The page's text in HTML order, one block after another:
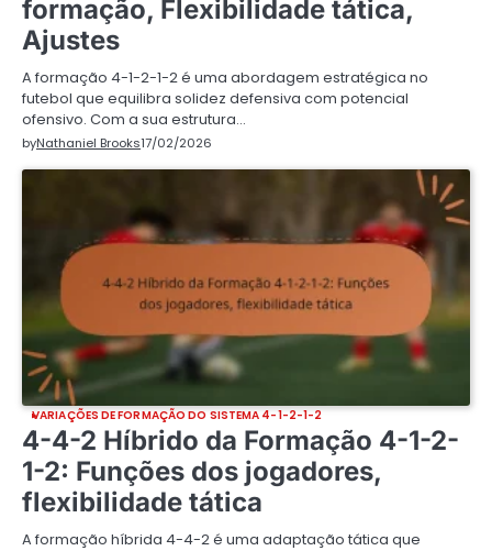
formação, Flexibilidade tática,
Ajustes
A formação 4-1-2-1-2 é uma abordagem estratégica no
futebol que equilibra solidez defensiva com potencial
ofensivo. Com a sua estrutura…
byNathaniel Brooks17/02/2026
VARIAÇÕES DE FORMAÇÃO DO SISTEMA 4-1-2-1-2
4-4-2 Híbrido da Formação 4-1-2-
1-2: Funções dos jogadores,
flexibilidade tática
A formação híbrida 4-4-2 é uma adaptação tática que